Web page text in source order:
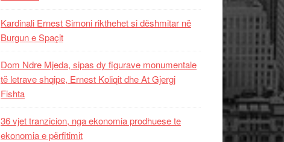
Kardinali Ernest Simoni rikthehet si dëshmitar në
Burgun e Spaçit
Dom Ndre Mjeda, sipas dy figurave monumentale
të letrave shqipe, Ernest Koliqit dhe At Gjergj
Fishta
36 vjet tranzicion, nga ekonomia prodhuese te
ekonomia e përfitimit